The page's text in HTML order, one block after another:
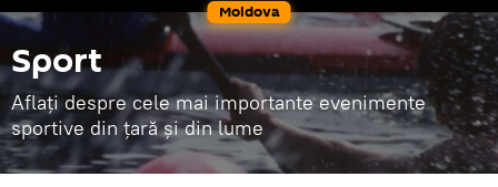
Moldova
Sport
Aflați despre cele mai importante evenimente
sportive din țară și din lume